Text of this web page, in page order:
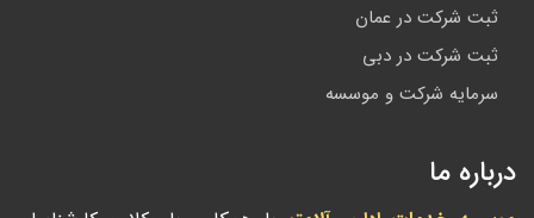
ثبت شرکت در عمان
ثبت شرکت در دبی
سرمایه شرکت و موسسه
درباره ما